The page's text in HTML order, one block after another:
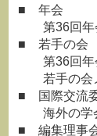
■ 年会
第36回年会
■
第36回年
若手の会メ
■ 国際交流
海外の学会
■ 編集理事